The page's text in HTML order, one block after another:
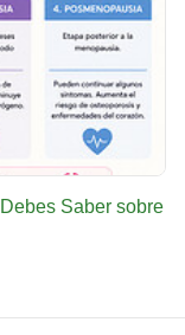
Saber sobre